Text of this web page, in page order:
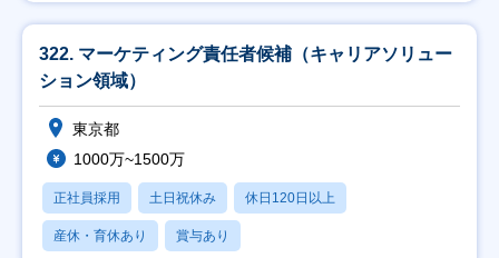
322. マーケティング責任者候補（キャリアソリュー
ション領域）
東京都
1000万~1500万
正社員採用 土日祝休み 休日120日以上
産休・育休あり 賞与あり